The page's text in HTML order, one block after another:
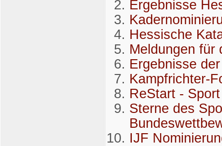
Ergebnisse
Hessische
Meldungen für
Ergebnisse
Kampfrichter-
ReStart -
Sterne des
IJF